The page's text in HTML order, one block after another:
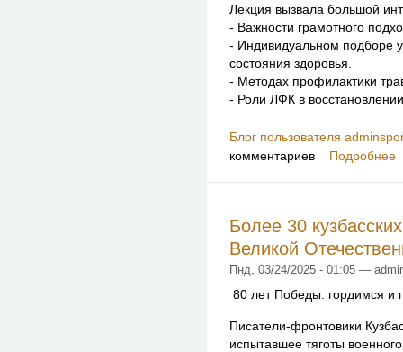
Лекция вызвала большой
- Важности грамотного
- Индивидуальном подборе
состояния здоровья.
- Методах профилактики
- Роли ЛФК в
Блог пользователя
комментариев
Подробнее
Более 30
Великой
Пнд, 03/24/2025 - 01:05 —
80 лет Победы: гордимся и
Писатели-фронтовики
испытавшее тяготы